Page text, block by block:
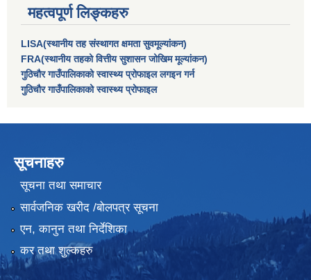
महत्वपूर्ण लिङ्कहरु
LISA(स्थानीय तह संस्थागत क्षमता सुवमूल्यांकन)
FRA(स्थानीय तहको वित्तीय सुशासन जोखिम मूल्यांकन)
गुठिचौर गाउँपालिकाको स्वास्थ्य प्रोफाइल लगइन गर्न
गुठिचौर गाउँपालिकाको स्वास्थ्य प्रोफाइल
सूचनाहरु
सूचना तथा समाचार
सार्वजनिक खरीद /बोलपत्र सूचना
एन, कानुन तथा निर्देशिका
कर तथा शुल्कहरु